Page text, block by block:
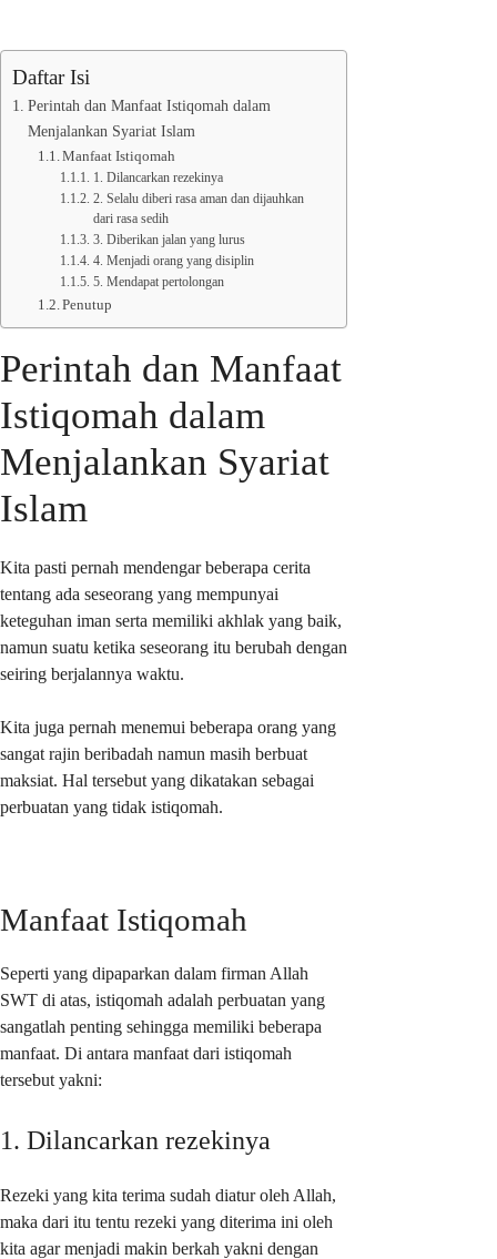
Daftar Isi
Perintah dan Manfaat Istiqomah dalam
Menjalankan Syariat Islam
Manfaat Istiqomah
1. Dilancarkan rezekinya
2. Selalu diberi rasa aman dan dijauhkan
dari rasa sedih
3. Diberikan jalan yang lurus
4. Menjadi orang yang disiplin
5. Mendapat pertolongan
Penutup
Perintah dan Manfaat
Istiqomah dalam
Menjalankan Syariat
Islam
Kita pasti pernah mendengar beberapa cerita
tentang ada seseorang yang mempunyai
keteguhan iman serta memiliki akhlak yang baik,
namun suatu ketika seseorang itu berubah dengan
seiring berjalannya waktu.
Kita juga pernah menemui beberapa orang yang
sangat rajin beribadah namun masih berbuat
maksiat. Hal tersebut yang dikatakan sebagai
perbuatan yang tidak istiqomah.
Manfaat Istiqomah
Seperti yang dipaparkan dalam firman Allah
SWT di atas, istiqomah adalah perbuatan yang
sangatlah penting sehingga memiliki beberapa
manfaat. Di antara manfaat dari istiqomah
tersebut yakni:
1. Dilancarkan rezekinya
Rezeki yang kita terima sudah diatur oleh Allah,
maka dari itu tentu rezeki yang diterima ini oleh
kita agar menjadi makin berkah yakni dengan